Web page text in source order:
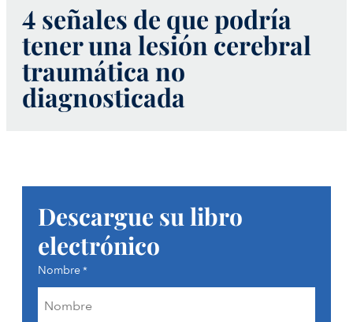
4 señales de que podría
tener una lesión cerebral
traumática no
diagnosticada
Descargue su libro
electrónico
Nombre*